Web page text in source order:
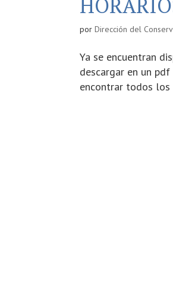
porDirección del
Ya se encuentran
descargar en un
encontrar todos los